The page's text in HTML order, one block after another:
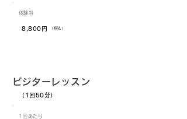
​体験料
​8,800円 ​（税込）
​ビジターレッスン
​（1回50分）
​1回あたり